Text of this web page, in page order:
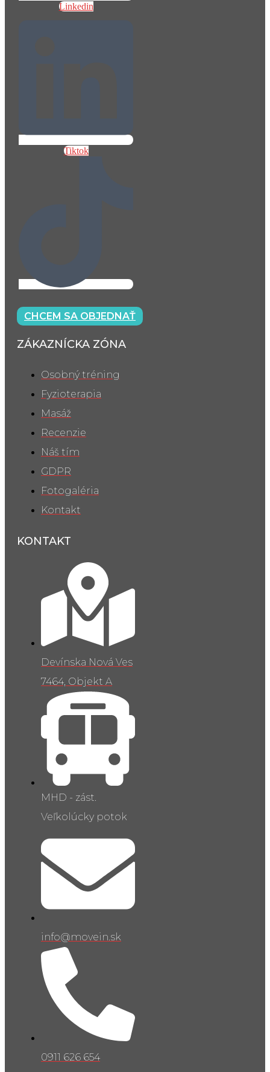
Linkedin
Tiktok
CHCEM SA OBJEDNAŤ
ZÁKAZNÍCKA ZÓNA
Osobný tréning
Fyzioterapia
Masáž
Recenzie
Náš tím
GDPR
Fotogaléria
Kontakt
KONTAKT
Devínska Nová Ves
7464, Objekt A
MHD - zást.
Veľkolúcky potok
info@movein.sk
0911 626 654